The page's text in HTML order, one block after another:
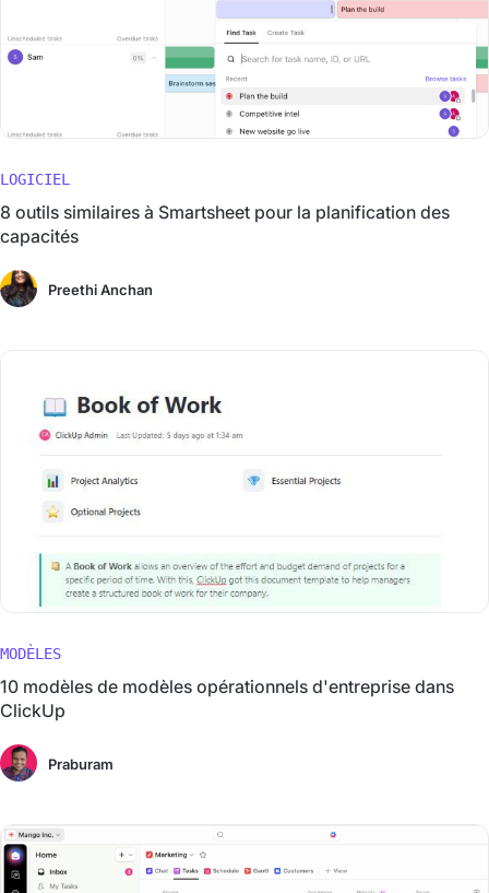
LOGICIEL
8 outils similaires à Smartsheet pour la planification des
capacités
Preethi Anchan
MODÈLES
10 modèles de modèles opérationnels d'entreprise dans
ClickUp
Praburam